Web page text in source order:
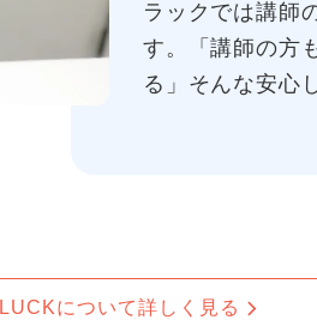
ラックでは講師
す。「講師の方
る」そんな安心
LUCKについて詳しく見る